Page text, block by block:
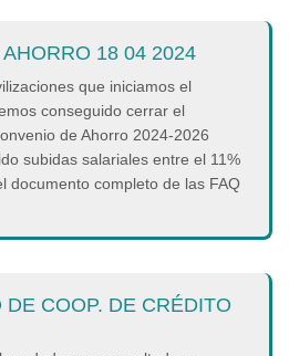
18 04 2024
que iniciamos el
conseguido cerrar el
de Ahorro 2024-2026
subidas salariales entre el 11%
documento completo de las FAQ
DE COOP. DE CRÉDITO